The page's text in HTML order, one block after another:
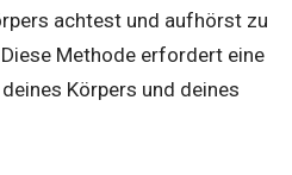
achtest und aufhörst zu
Methode erfordert eine
Körpers und deines